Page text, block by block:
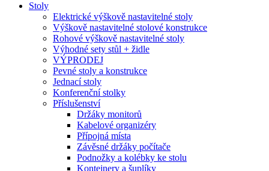
Stoly
Elektrické výškově nastavitelné stoly
Výškově nastavitelné stolové konstrukce
Rohové výškově nastavitelné stoly
Výhodné sety stůl + židle
VÝPRODEJ
Pevné stoly a konstrukce
Jednací stoly
Konferenční stolky
Příslušenství
Držáky monitorů
Kabelové organizéry
Přípojná místa
Závěsné držáky počítače
Podnožky a kolébky ke stolu
Kontejnery a šuplíky